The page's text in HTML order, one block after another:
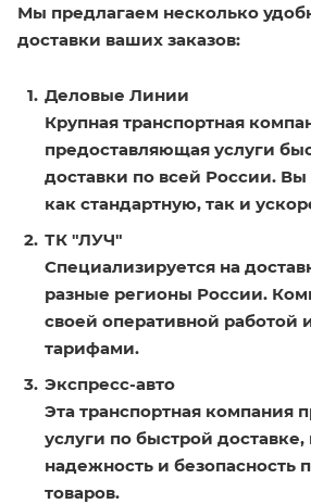
Мы предлагаем несколько
доставки ваших заказов:
Деловые Линии
Крупная транспортная
предоставляющая услуги
доставки по всей России.
как стандартную, так и
ТК "ЛУЧ"
Специализируется на
разные регионы России.
своей оперативной работой
тарифами.
Экспресс-авто
Эта транспортная компания
услуги по быстрой доставке,
надежность и безопасность
товаров.